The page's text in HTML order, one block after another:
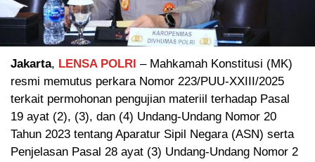
Jakarta, LENSA POLRI – Mahkamah Konstitusi (MK)
resmi memutus perkara Nomor 223/PUU-XXIII/2025
terkait permohonan pengujian materiil terhadap Pasal
19 ayat (2), (3), dan (4) Undang-Undang Nomor 20
Tahun 2023 tentang Aparatur Sipil Negara (ASN) serta
Penjelasan Pasal 28 ayat (3) Undang-Undang Nomor 2